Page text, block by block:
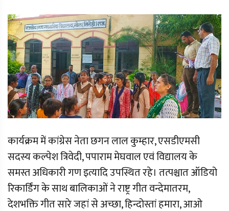
कार्यक्रम में कांग्रेस नेता छगन लाल कुम्हार, एसडीएमसी
सदस्य कल्पेश त्रिवेदी, पपाराम मेघवाल एवं विद्यालय के
समस्त अधिकारी गण इत्यादि उपस्थित रहे। तत्पश्चात ऑडियो
रिकार्डिंग के साथ बालिकाओं ने राष्ट्र गीत वन्देमातरम,
देशभक्ति गीत सारे जहां से अच्छा, हिन्दोस्तां हमारा, आओ